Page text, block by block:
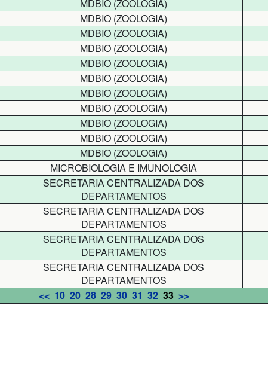
MDBIO (ZOOLOGIA)
MDBIO (ZOOLOGIA)
MDBIO (ZOOLOGIA)
MDBIO (ZOOLOGIA)
MDBIO (ZOOLOGIA)
MDBIO (ZOOLOGIA)
MDBIO (ZOOLOGIA)
MDBIO (ZOOLOGIA)
MDBIO (ZOOLOGIA)
MDBIO (ZOOLOGIA)
MDBIO (ZOOLOGIA)
MICROBIOLOGIA E IMUNOLOGIA
SECRETARIA CENTRALIZADA DOS
DEPARTAMENTOS
SECRETARIA CENTRALIZADA DOS
DEPARTAMENTOS
SECRETARIA CENTRALIZADA DOS
DEPARTAMENTOS
SECRETARIA CENTRALIZADA DOS
DEPARTAMENTOS
<< 10 20 28 29 30 31 32 33 >>